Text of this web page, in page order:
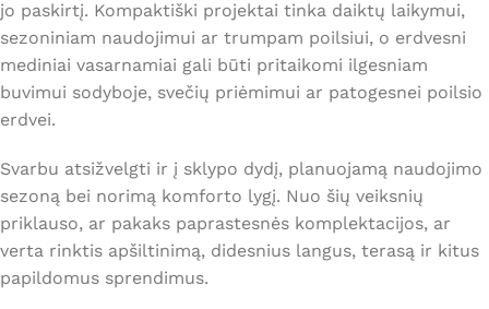
jo paskirtį. Kompaktiški projektai tinka daiktų laikymui,
sezoniniam naudojimui ar trumpam poilsiui, o erdvesni
mediniai vasarnamiai gali būti pritaikomi ilgesniam
buvimui sodyboje, svečių priėmimui ar patogesnei poilsio
erdvei.
Svarbu atsižvelgti ir į sklypo dydį, planuojamą naudojimo
sezoną bei norimą komforto lygį. Nuo šių veiksnių
priklauso, ar pakaks paprastesnės komplektacijos, ar
verta rinktis apšiltinimą, didesnius langus, terasą ir kitus
papildomus sprendimus.